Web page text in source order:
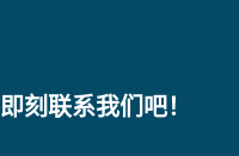
即刻联系我们吧！